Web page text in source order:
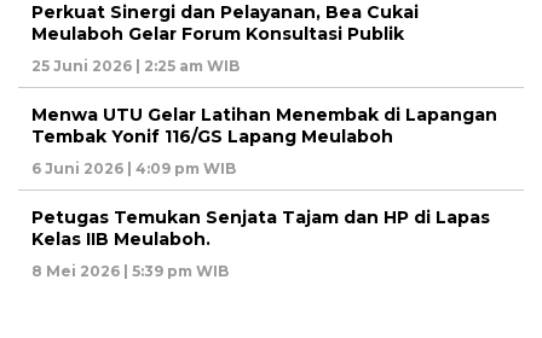
Perkuat Sinergi dan Pelayanan, Bea Cukai
Meulaboh Gelar Forum Konsultasi Publik
25 Juni 2026 | 2:25 am WIB
Menwa UTU Gelar Latihan Menembak di Lapangan
Tembak Yonif 116/GS Lapang Meulaboh
6 Juni 2026 | 4:09 pm WIB
Petugas Temukan Senjata Tajam dan HP di Lapas
Kelas IIB Meulaboh.
8 Mei 2026 | 5:39 pm WIB